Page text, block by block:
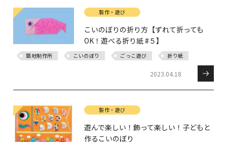
製作・遊び
こいのぼりの折り方【ずれて折っても
OK！遊べる折り紙 #５】
築地制作所 こいのぼり ごっこ遊び 折り紙
2023.04.18
製作・遊び
遊んで楽しい！飾って楽しい！子どもと
作るこいのぼり